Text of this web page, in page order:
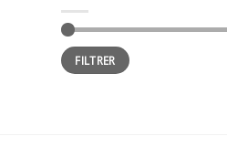
Prix
min
Prix
maxFILTRER